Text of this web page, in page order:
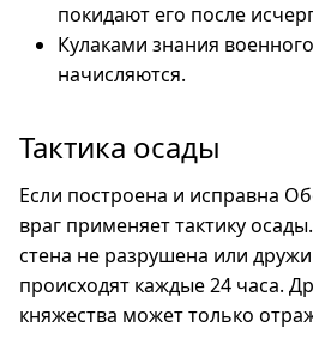
покидают его после
Кулаками знания
начисляются.
Тактика осады
Если построена и исправна
враг применяет тактику
стена не разрушена или
происходят каждые 24 часа.
княжества может только